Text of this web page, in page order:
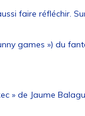
faire réfléchir.
games ») du
» de Jaume